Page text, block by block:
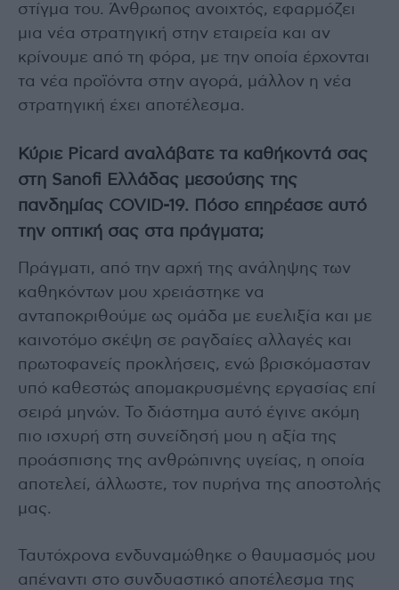
στίγμα του. Άνθρωπος ανοιχτός, εφαρμόζει
μια νέα στρατηγική στην εταιρεία και αν
κρίνουμε από τη φόρα, με την οποία έρχονται
τα νέα προϊόντα στην αγορά, μάλλον η νέα
στρατηγική έχει αποτέλεσμα.
Κύριε Picard αναλάβατε τα καθήκοντά σας
στη Sanofi Ελλάδας μεσούσης της
πανδημίας COVID-19. Πόσο επηρέασε αυτό
την οπτική σας στα πράγματα;
Πράγματι, από την αρχή της ανάληψης των
καθηκόντων μου χρειάστηκε να
ανταποκριθούμε ως ομάδα με ευελιξία και με
καινοτόμο σκέψη σε ραγδαίες αλλαγές και
πρωτοφανείς προκλήσεις, ενώ βρισκόμασταν
υπό καθεστώς απομακρυσμένης εργασίας επί
σειρά μηνών. Το διάστημα αυτό έγινε ακόμη
πιο ισχυρή στη συνείδησή μου η αξία της
προάσπισης της ανθρώπινης υγείας, η οποία
αποτελεί, άλλωστε, τον πυρήνα της αποστολής
μας.
Ταυτόχρονα ενδυναμώθηκε ο θαυμασμός μου
απέναντι στο συνδυαστικό αποτέλεσμα της